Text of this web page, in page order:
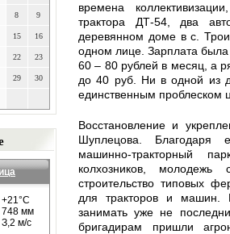
8 9
15 16
22 23
29 30
времена
трактора ДТ-54, два
деревянном доме в с.
одном лице. Зарплата
60 – 80 рублей в месяц, а
до 40 руб. Ни в одной из
единственным проблеском
Восстановление и
Шуплецова. Благодаря
машинно-тракторный
колхозников,
строительство типовых
для тракторов и машин.
занимать уже не
бригадирам пришли